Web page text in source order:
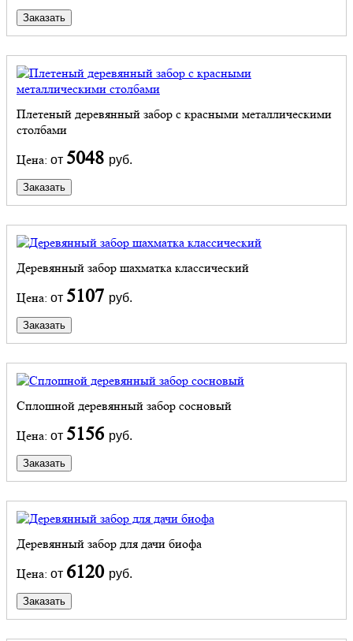
Заказать
Плетеный деревянный забор с красными металлическими
столбами
Цена: от 5048 руб.
Заказать
Деревянный забор шахматка классический
Цена: от 5107 руб.
Заказать
Сплошной деревянный забор сосновый
Цена: от 5156 руб.
Заказать
Деревянный забор для дачи биофа
Цена: от 6120 руб.
Заказать